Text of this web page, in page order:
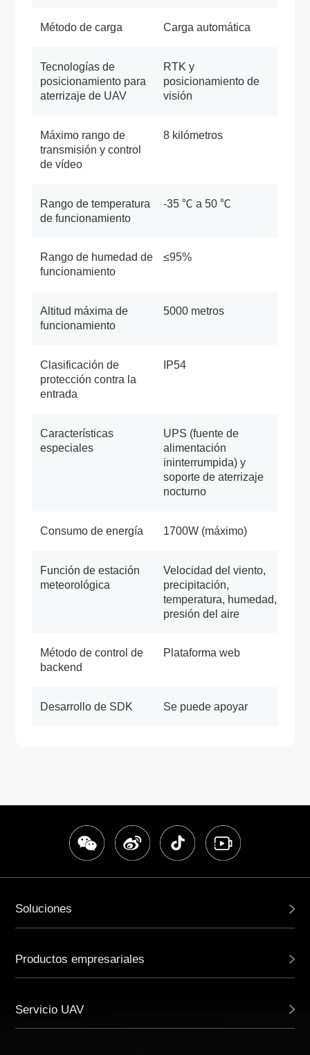
Método de carga Carga automática
Tecnologías de
posicionamiento para
aterrizaje de UAV
RTK y
posicionamiento de
visión
Máximo rango de
transmisión y control
de vídeo
8 kilómetros
Rango de temperatura
de funcionamiento
-35 ℃ a 50 ℃
Rango de humedad de
funcionamiento
≤95%
Altitud máxima de
funcionamiento
5000 metros
Clasificación de
protección contra la
entrada
IP54
Características
especiales
UPS (fuente de
alimentación
ininterrumpida) y
soporte de aterrizaje
nocturno
Consumo de energía 1700W (máximo)
Función de estación
meteorológica
Velocidad del viento,
precipitación,
temperatura, humedad,
presión del aire
Método de control de
backend
Plataforma web
Desarrollo de SDK Se puede apoyar
Soluciones
Productos empresariales
Servicio UAV